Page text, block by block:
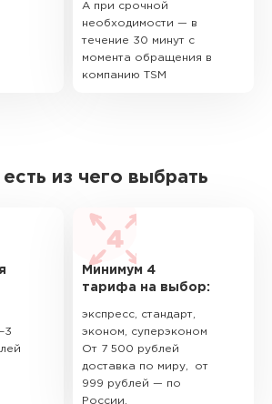
А при срочной
необходимости — в
течение 30 минут с
момента обращения в
компанию TSM
есть из чего выбрать
Минимум 4
тарифа на выбор:
экспресс, стандарт,
эконом, суперэконом
От 7 500 рублей
доставка по миру, от
999 рублей — по
России.